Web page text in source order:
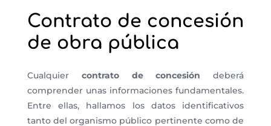
Contrato de concesión
de obra pública
Cualquier contrato de concesión deberá
comprender unas informaciones fundamentales.
Entre ellas, hallamos los datos identificativos
tanto del organismo público pertinente como de